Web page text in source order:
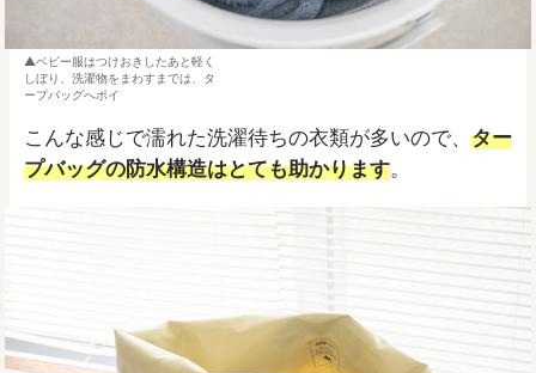
ベビー服はつけおきしたあと軽く
しぼり、洗濯物をまわすまでは、タ
ープバッグへポイ
こんな感じで濡れた洗濯待ちの衣類が多いので、 ター
プバッグの防水構造はとても助かります。